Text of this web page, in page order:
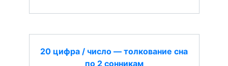
20 цифра / число — толкование сна
по 2 сонникам